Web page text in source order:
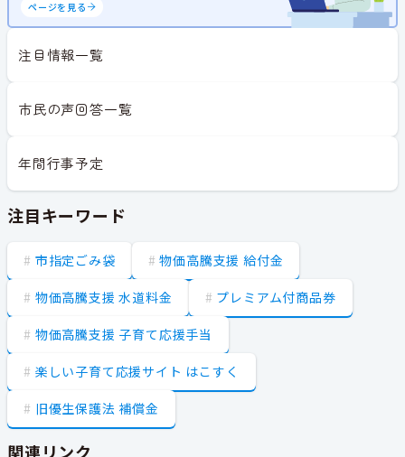
ページを見る
注目情報一覧
市民の声回答一覧
年間行事予定
注目キーワード
市指定ごみ袋 物価高騰支援 給付金
物価高騰支援 水道料金 プレミアム付商品券
物価高騰支援 子育て応援手当
楽しい子育て応援サイト はこすく
旧優生保護法 補償金
関連リンク